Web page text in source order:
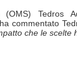
Tedros
commentato
che le scelte